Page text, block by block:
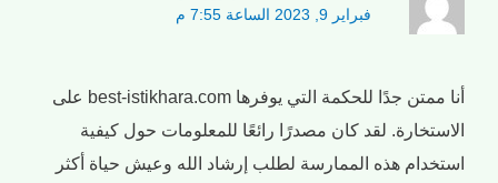
فبراير 9, 2023 الساعة 7:55 م
أنا ممتن جدًا للحكمة التي يوفرها best-istikhara.com على
الاستخارة. لقد كان مصدرًا رائعًا للمعلومات حول كيفية
استخدام هذه الممارسة لطلب إرشاد الله وعيش حياة أكثر